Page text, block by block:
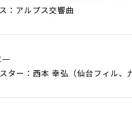
：アルプス交響曲
ター：西本 幸弘（仙台フィル、